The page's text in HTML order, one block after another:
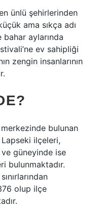
en ünlü şehirlerinden
ama sıkça adı
aylarında
ev sahipliği
zengin insanlarının
bulunan
ilçeleri,
ve güneyinde ise
bulunmaktadır.
olup ilçe